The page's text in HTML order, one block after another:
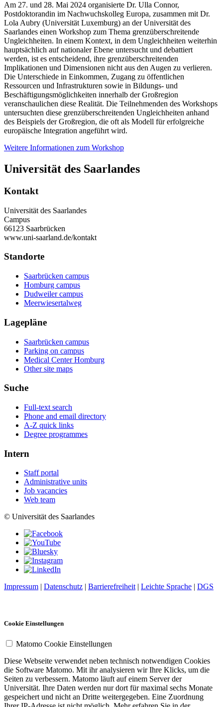
Am 27. und 28. Mai 2024 organisierte Dr. Ulla Connor,
Postdoktorandin im Nachwuchskolleg Europa, zusammen mit Dr.
Lola Aubry (Universität Luxemburg) an der Universität des
Saarlandes einen Workshop zum Thema grenzüberschreitende
Ungleichheiten. In einem Kontext, in dem Ungleichheiten weiterhin
hauptsächlich auf nationaler Ebene untersucht und debattiert
werden, ist es entscheidend, ihre grenzüberschreitenden
Implikationen und Dimensionen nicht aus den Augen zu verlieren.
Die Unterschiede in Einkommen, Zugang zu öffentlichen
Ressourcen und Infrastrukturen sowie in Bildungs- und
Beschäftigungsmöglichkeiten innerhalb der Großregion
veranschaulichen diese Realität. Die Teilnehmenden des Workshops
untersuchten diese grenzüberschreitenden Ungleichheiten anhand
des Beispiels der Großregion, die oft als Modell für erfolgreiche
europäische Integration angeführt wird.
Weitere Informationen zum Workshop
Universität des Saarlandes
Kontakt
Universität des Saarlandes
Campus
66123 Saarbrücken
www.uni-saarland.de/kontakt
Standorte
Saarbrücken campus
Homburg campus
Dudweiler campus
Meerwiesertalweg
Lagepläne
Saarbrücken campus
Parking on campus
Medical Center Homburg
Other site maps
Suche
Full-text search
Phone and email directory
A-Z quick links
Degree programmes
Intern
Staff portal
Administrative units
Job vacancies
Web team
© Universität des Saarlandes
Impressum | Datenschutz | Barrierefreiheit | Leichte Sprache | DGS
Cookie Einstellungen
Matomo Cookie Einstellungen
Diese Webseite verwendet neben technisch notwendigen Cookies
die Software Matomo. Mit ihr analysieren wir Ihre Klicks, um die
Seiten zu verbessern. Matomo läuft auf einem Server der
Universität. Ihre Daten werden nur dort für maximal sechs Monate
gespeichert und nicht an Dritte weitergegeben. Eine Zuordnung